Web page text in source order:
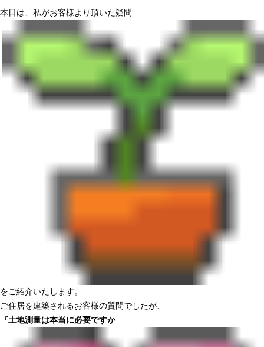
本日は、私がお客様より頂いた疑問
をご紹介いたします。
ご住居を建築されるお客様の質問でしたが、
『土地測量は本当に必要ですか